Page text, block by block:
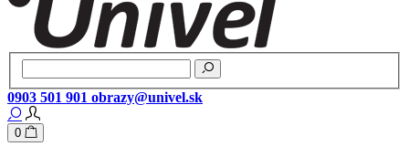
0903 501 901 obrazy@univel.sk
0